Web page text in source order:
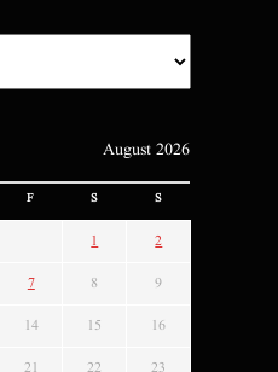
August 2026
F S S
1 2
7 8 9
14 15 16